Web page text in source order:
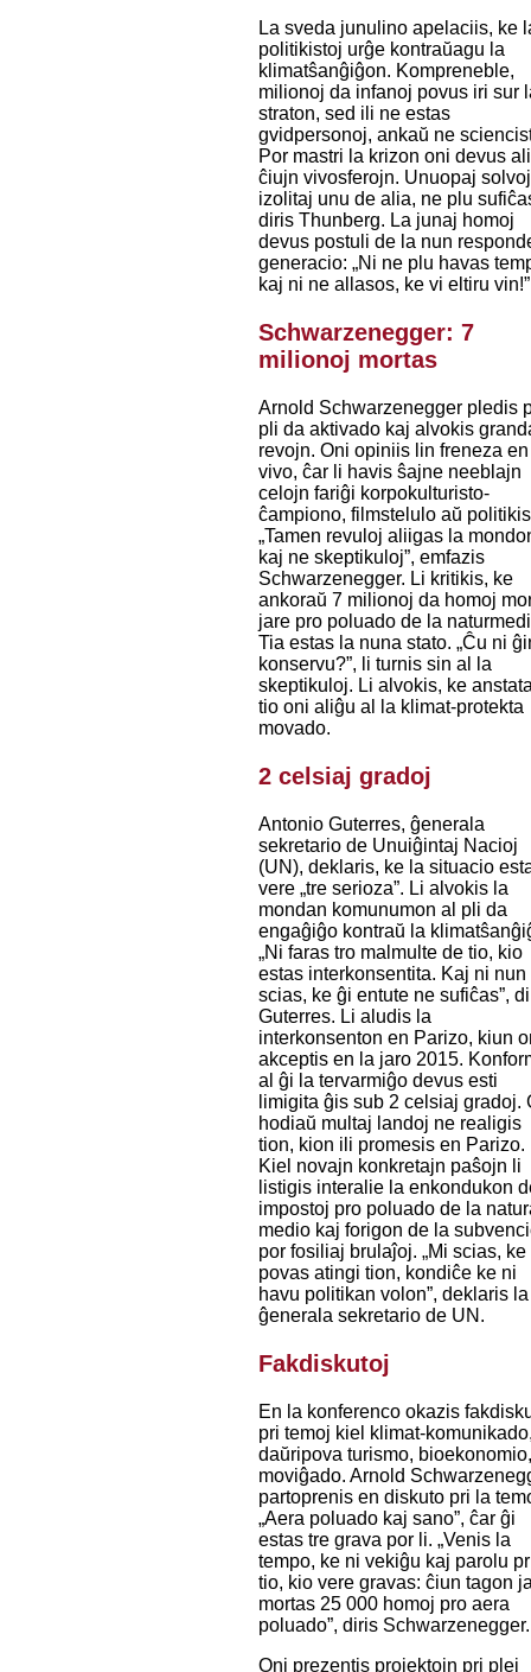
La sveda junulino apelaciis, ke
politikistoj urĝe kontraŭagu la
klimatŝanĝiĝon. Kompreneble,
milionoj da infanoj povus iri sur
straton, sed ili ne estas
gvidpersonoj, ankaŭ ne
Por mastri la krizon oni devus
ĉiujn vivosferojn. Unuopaj
izolitaj unu de alia, ne plu
diris Thunberg. La junaj homoj
devus postuli de la nun
generacio: „Ni ne plu havas
kaj ni ne allasos, ke vi eltiru vin!”
Schwarzenegger: 7
milionoj mortas
Arnold Schwarzenegger pledis
pli da aktivado kaj alvokis
revojn. Oni opiniis lin freneza
vivo, ĉar li havis ŝajne neeblajn
celojn fariĝi korpokulturisto-
ĉampiono, filmstelulo aŭ
„Tamen revuloj aliigas la
kaj ne skeptikuloj”, emfazis
Schwarzenegger. Li kritikis, ke
ankoraŭ 7 milionoj da homoj
jare pro poluado de la
Tia estas la nuna stato. „Ĉu ni
konservu?”, li turnis sin al la
skeptikuloj. Li alvokis, ke
tio oni aliĝu al la klimat-protekta
movado.
2 celsiaj gradoj
Antonio Guterres, ĝenerala
sekretario de Unuiĝintaj Nacioj
(UN), deklaris, ke la situacio
vere „tre serioza”. Li alvokis la
mondan komunumon al pli da
engaĝiĝo kontraŭ la
„Ni faras tro malmulte de tio, kio
estas interkonsentita. Kaj ni nun
scias, ke ĝi entute ne sufiĉas”,
Guterres. Li aludis la
interkonsenton en Parizo, kiun
akceptis en la jaro 2015.
al ĝi la tervarmiĝo devus esti
limigita ĝis sub 2 celsiaj gradoj.
hodiaŭ multaj landoj ne realigis
tion, kion ili promesis en Parizo.
Kiel novajn konkretajn paŝojn li
listigis interalie la enkondukon
impostoj pro poluado de la
medio kaj forigon de la
por fosiliaj brulaĵoj. „Mi scias, ke
povas atingi tion, kondiĉe ke ni
havu politikan volon”, deklaris la
ĝenerala sekretario de UN.
Fakdiskutoj
En la konferenco okazis
pri temoj kiel klimat-
daŭripova turismo,
moviĝado. Arnold
partoprenis en diskuto pri la
„Aera poluado kaj sano”, ĉar ĝi
estas tre grava por li. „Venis la
tempo, ke ni vekiĝu kaj parolu
tio, kio vere gravas: ĉiun tagon
mortas 25 000 homoj pro aera
poluado”, diris Schwarzenegger.
Oni prezentis projektojn pri plej